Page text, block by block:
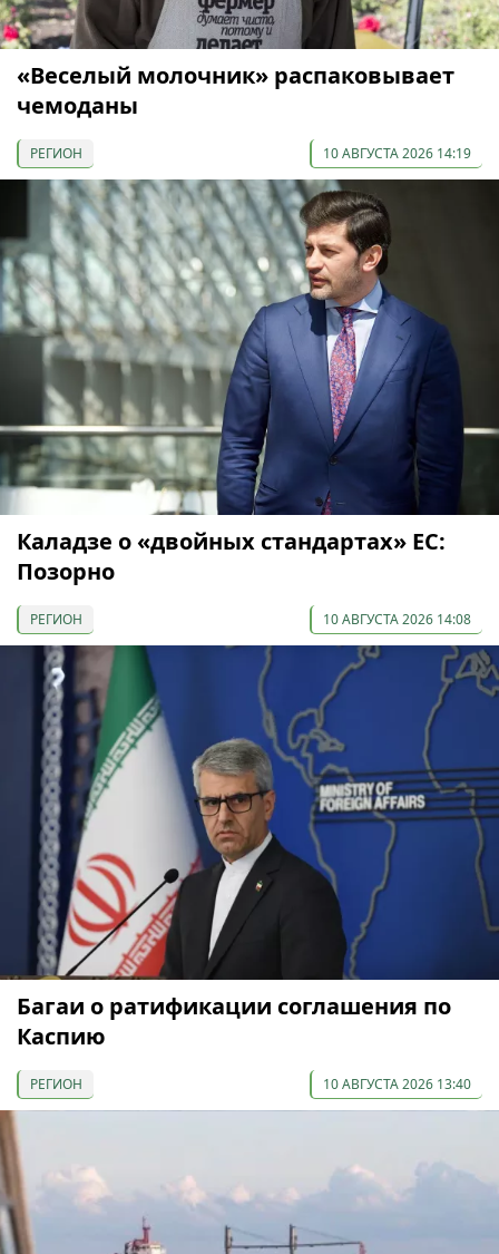
«Веселый молочник» распаковывает
чемоданы
РЕГИОН 10 АВГУСТА 2026 14:19
Каладзе о «двойных стандартах» ЕС:
Позорно
РЕГИОН 10 АВГУСТА 2026 14:08
Багаи о ратификации соглашения по
Каспию
РЕГИОН 10 АВГУСТА 2026 13:40